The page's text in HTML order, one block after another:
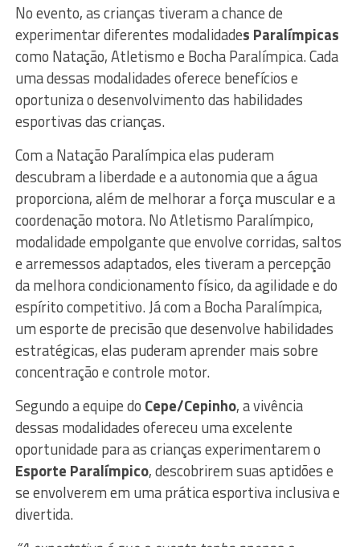
No evento, as crianças tiveram a chance de
experimentar diferentes modalidades Paralímpicas
como Natação, Atletismo e Bocha Paralímpica. Cada
uma dessas modalidades oferece benefícios e
oportuniza o desenvolvimento das habilidades
esportivas das crianças.
Com a Natação Paralímpica elas puderam
descubram a liberdade e a autonomia que a água
proporciona, além de melhorar a força muscular e a
coordenação motora. No Atletismo Paralímpico,
modalidade empolgante que envolve corridas, saltos
e arremessos adaptados, eles tiveram a percepção
da melhora condicionamento físico, da agilidade e do
espírito competitivo. Já com a Bocha Paralímpica,
um esporte de precisão que desenvolve habilidades
estratégicas, elas puderam aprender mais sobre
concentração e controle motor.
Segundo a equipe do Cepe/Cepinho, a vivência
dessas modalidades ofereceu uma excelente
oportunidade para as crianças experimentarem o
Esporte Paralímpico, descobrirem suas aptidões e
se envolverem em uma prática esportiva inclusiva e
divertida.